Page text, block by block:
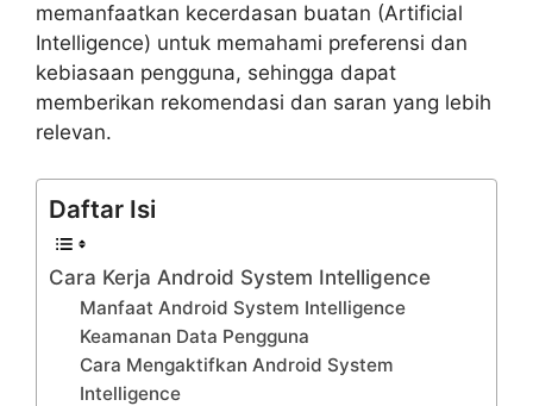
memanfaatkan kecerdasan buatan (Artificial
Intelligence) untuk memahami preferensi dan
kebiasaan pengguna, sehingga dapat
memberikan rekomendasi dan saran yang lebih
relevan.
Daftar Isi
Cara Kerja Android System Intelligence
Manfaat Android System Intelligence
Keamanan Data Pengguna
Cara Mengaktifkan Android System
Intelligence